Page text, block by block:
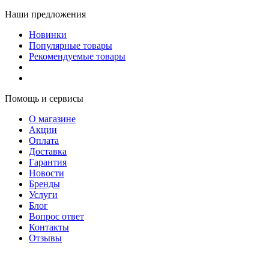
Наши предложения
Новинки
Популярные товары
Рекомендуемые товары
Помощь и сервисы
О магазине
Акции
Оплата
Доставка
Гарантия
Новости
Бренды
Услуги
Блог
Вопрос ответ
Контакты
Отзывы